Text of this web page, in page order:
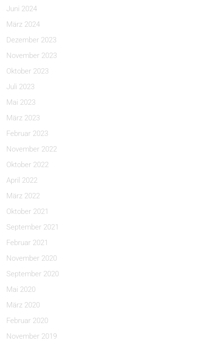
Juni 2024
März 2024
Dezember 2023
November 2023
Oktober 2023
Juli 2023
Mai 2023
März 2023
Februar 2023
November 2022
Oktober 2022
April 2022
März 2022
Oktober 2021
September 2021
Februar 2021
November 2020
September 2020
Mai 2020
März 2020
Februar 2020
November 2019